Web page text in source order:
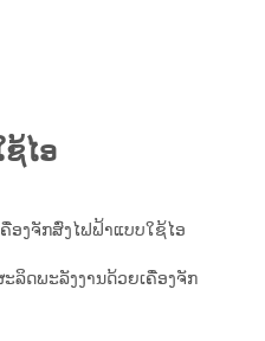
ຊ້ໄອ
ອງຈັກສົ່ງໄຟຟ້າແບບໃຊ້ໄອ
ະລິດພະລັງງານດ້ວຍເຄື່ອງຈັກ